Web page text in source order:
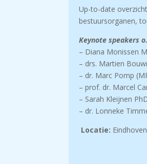
Up-to-date
bestuursorganen,
Keynote speakers
– Diana Monissen
– drs. Martien
– dr. Marc Pomp
– prof. dr. Marcel
– Sarah Kleijnen
– dr. Lonneke
Locatie: Eindhoven